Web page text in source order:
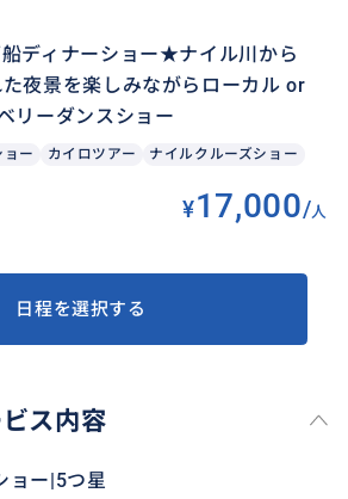
ディナーショー★ナイル川から
夜景を楽しみながらローカル or
リーダンスショー
ョー カイロツアー ナイルクルーズショー
¥17,000/人
日程を選択する
ス内容
ョー|5つ星